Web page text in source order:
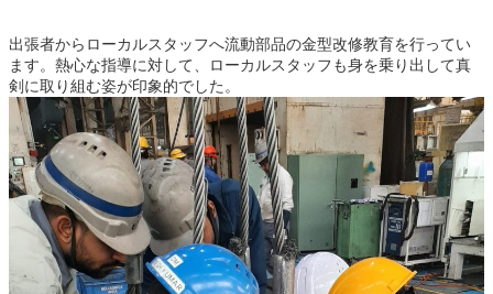
出張者からローカルスタッフへ流動部品の金型改修教育を行ってい
ます。熱心な指導に対して、ローカルスタッフも身を乗り出して真
剣に取り組む姿が印象的でした。